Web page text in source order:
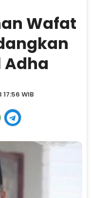
Wafat
Adha
WIB